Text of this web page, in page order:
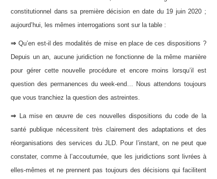
constitutionnel dans sa première décision en date du 19 juin 2020 ;
aujourd’hui, les mêmes interrogations sont sur la table :
⇒Qu’en est-il des modalités de mise en place de ces dispositions ?
Depuis un an, aucune juridiction ne fonctionne de la même manière
pour gérer cette nouvelle procédure et encore moins lorsqu’il est
question des permanences du week-end… Nous attendons toujours
que vous tranchiez la question des astreintes.
⇒ La mise en œuvre de ces nouvelles dispositions du code de la
santé publique nécessitent très clairement des adaptations et des
réorganisations des services du JLD. Pour l’instant, on ne peut que
constater, comme à l’accoutumée, que les juridictions sont livrées à
elles-mêmes et ne prennent pas toujours des décisions qui facilitent